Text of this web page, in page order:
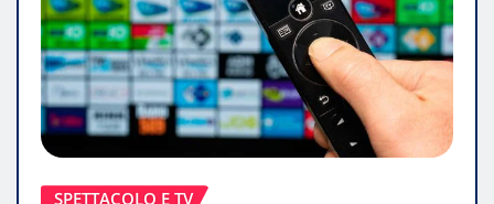
SPETTACOLO E TV